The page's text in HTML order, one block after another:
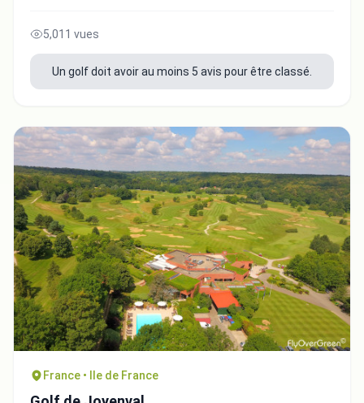
5,011 vues
Un golf doit avoir au moins 5 avis pour être classé.
France • Ile de France